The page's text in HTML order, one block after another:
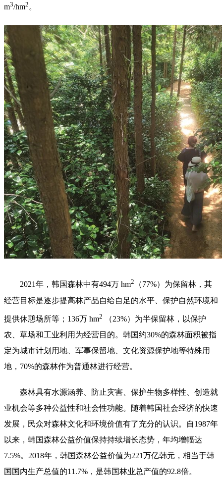
m3/hm2。
2021年，韩国森林中有494万 hm2
（77%）为保留林，其
经营目标是逐步提高林产品自给自足的水平、保护自然环境和
提供休憩场所等；136万 hm2
（23%）为半保留林，以保护
农、草场和工业利用为经营目的。韩国约30%的森林面积被指
定为城市计划用地、军事保留地、文化资源保护地等特殊用
地，70%的森林作为普通林进行经营。
森林具有水源涵养、防止灾害、保护生物多样性、创造就
业机会等多种公益性和社会性功能。随着韩国社会经济的快速
发展，民众对森林文化和环境价值有了充分的认识。自1987年
以来，韩国森林公益价值保持持续增长态势，年均增幅达
7.5%。2018年，韩国森林公益价值为221万亿韩元，相当于韩
国国内生产总值的11.7%，是韩国林业总产值的92.8倍。